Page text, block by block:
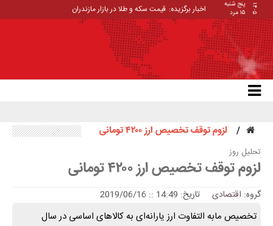
۱۴۰۵
پنج شنبه
۱۵ مرد
اخبار برگزیده: قیمت سکه و طلا در بازار مازندران
لزوم توقف تخصیص ارز ۴۲۰۰ تومانی
تحلیل روز
لزوم توقف تخصیص ارز ۴۲۰۰ تومانی
گروه: اقتصادی تاریخ: 14:49 :: 2019/06/16
تخصیص مابه التفاوت ارز یارانه‌ای به کالاهای اساسی در سال